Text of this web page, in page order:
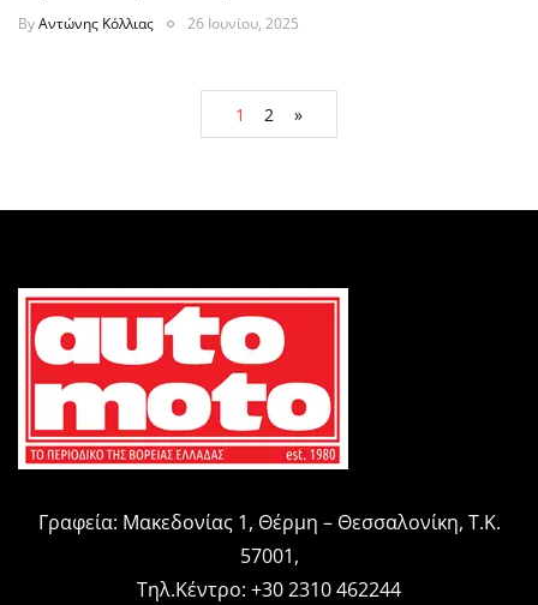
ByΑντώνης Κόλλιας 26 Ιουνίου, 2025
1 2 »
Γραφεία: Μακεδονίας 1, Θέρμη – Θεσσαλονίκη, Τ.Κ.
57001,
Τηλ.Κέντρο: +30 2310 462244